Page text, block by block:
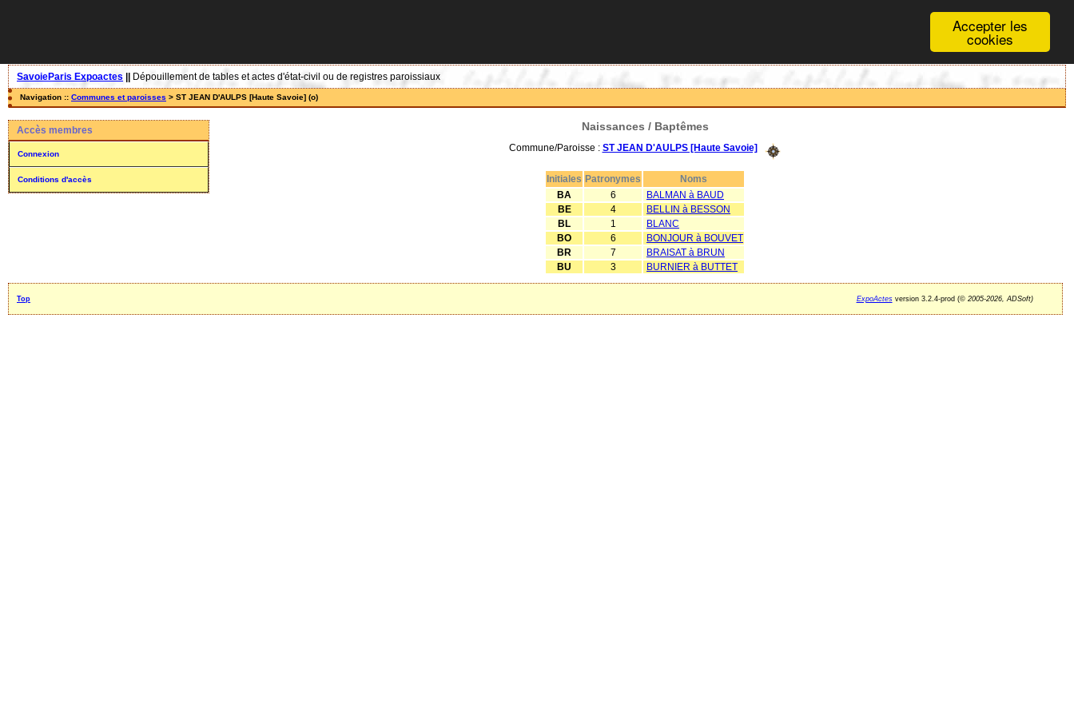
Accepter les
cookies
SavoieParis Expoactes Dépouillement de tables et actes d'état-civil ou de registres paroissiaux
Navigation :: Communes et paroisses > ST JEAN D'AULPS [Haute Savoie] (o)
Accès membres
Connexion
Conditions d'accès
Naissances / Baptêmes
Commune/Paroisse : ST JEAN D'AULPS [Haute Savoie]
Initiales Patronymes
Noms
BA
6
BALMAN à BAUD
BE
4
BELLIN à BESSON
BL
1
BLANC
BO
6
BONJOUR à BOUVET
BR
7
BRAISAT à BRUN
BU
3 BURNIER à BUTTET
Top ExpoActesversion 3.2.4-prod (©2005-2026, ADSoft)